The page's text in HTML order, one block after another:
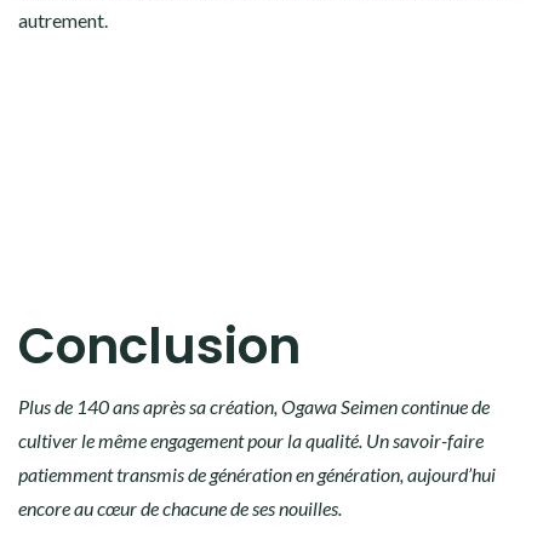
autrement.
Conclusion
Plus de 140 ans après sa création, Ogawa Seimen continue de
cultiver le même engagement pour la qualité. Un savoir-faire
patiemment transmis de génération en génération, aujourd’hui
encore au cœur de chacune de ses nouilles.